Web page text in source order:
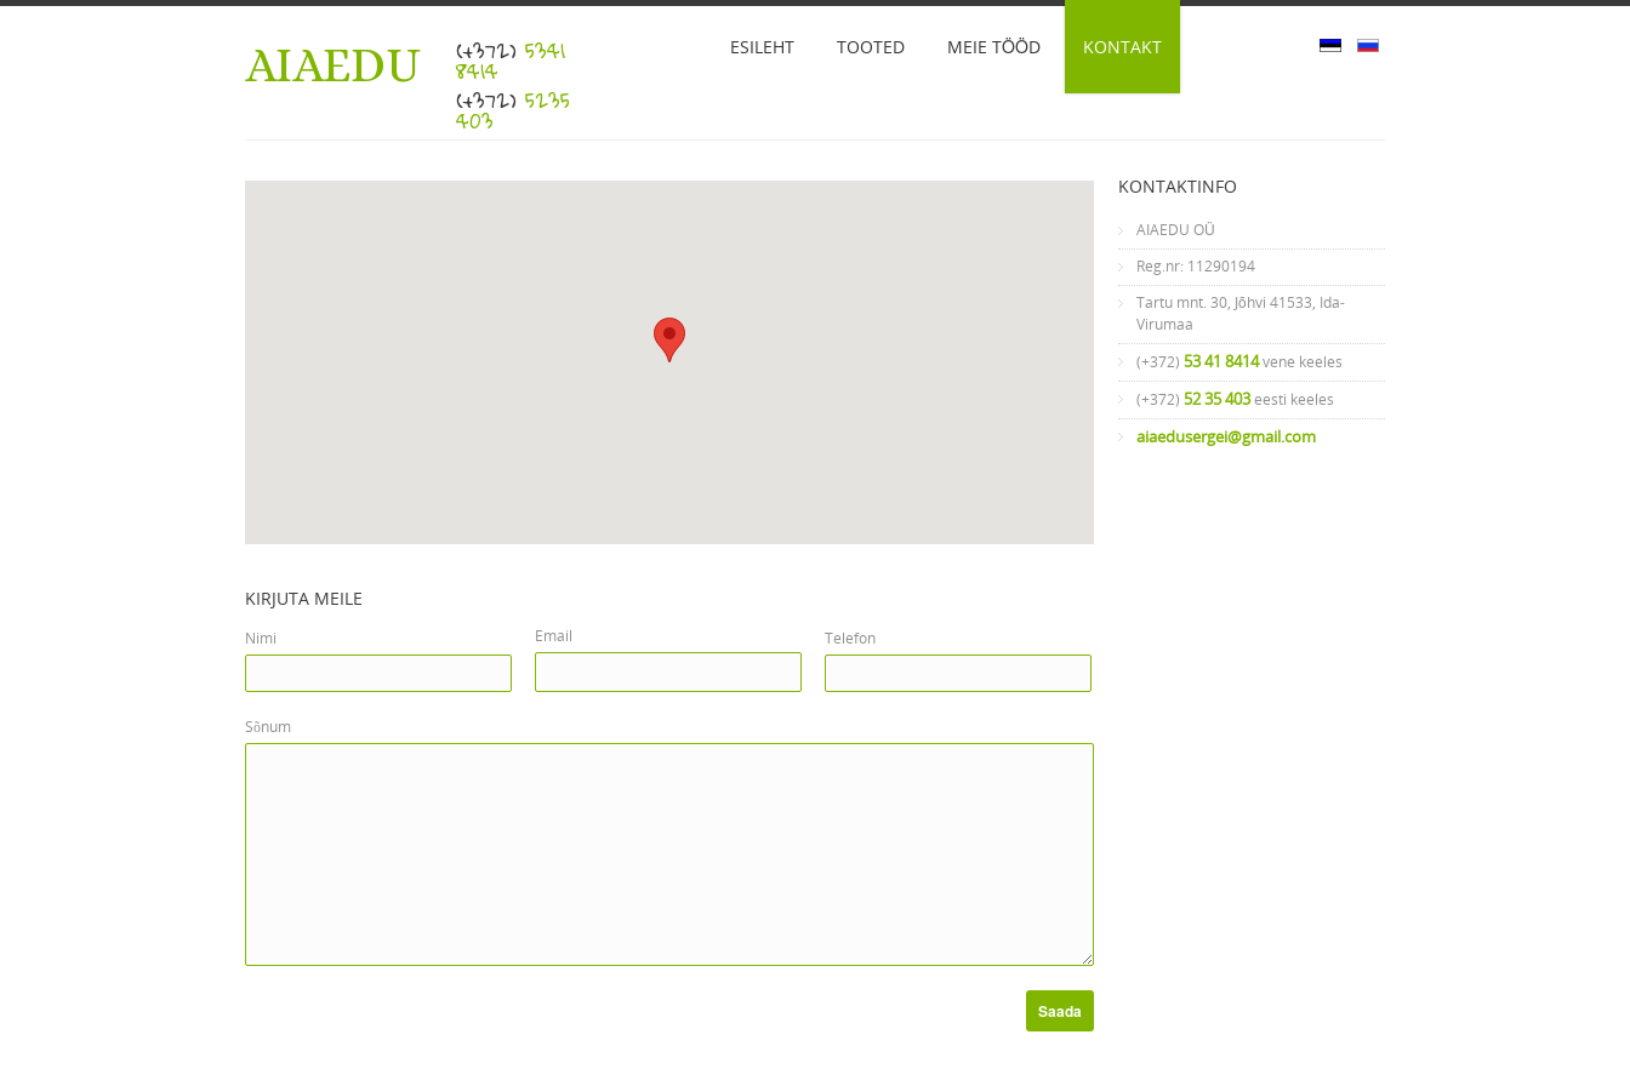
AIAEDU (+372) 5341
8414
(+372) 5235
403
ESILEHT TOOTED MEIE TÖÖD KONTAKT
KIRJUTA MEILE
Nimi Email Telefon
Sõnum
KONTAKTINFO
AIAEDU OÜ
Reg.nr: 11290194
Tartu mnt. 30, Jõhvi 41533, Ida-
Virumaa
(+372) 53 41 8414vene keeles
(+372) 52 35 403eesti keeles
aiaedusergei@gmail.com